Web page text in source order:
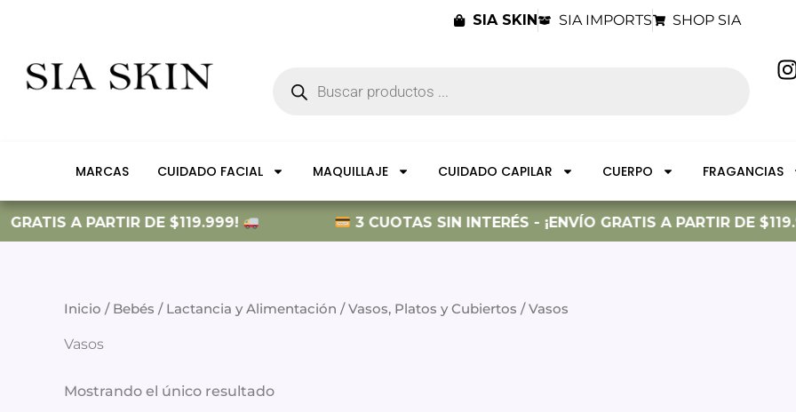
SIA SKIN SIA IMPORTS SHOP SIA
productos
I
r
MARCAS CUIDADO FACIAL MAQUILLAJE CUIDADO CAPILAR CUERPO FRAGANCIAS
A PARTIR DE $119.999! 3 CUOTAS SIN INTERÉS - ¡ENVÍO GRATIS A PARTIR DE
Inicio / Bebés / Lactancia y Alimentación /Vasos, Platos y Cubiertos / Vasos
Vasos
Mostrando el único resultado